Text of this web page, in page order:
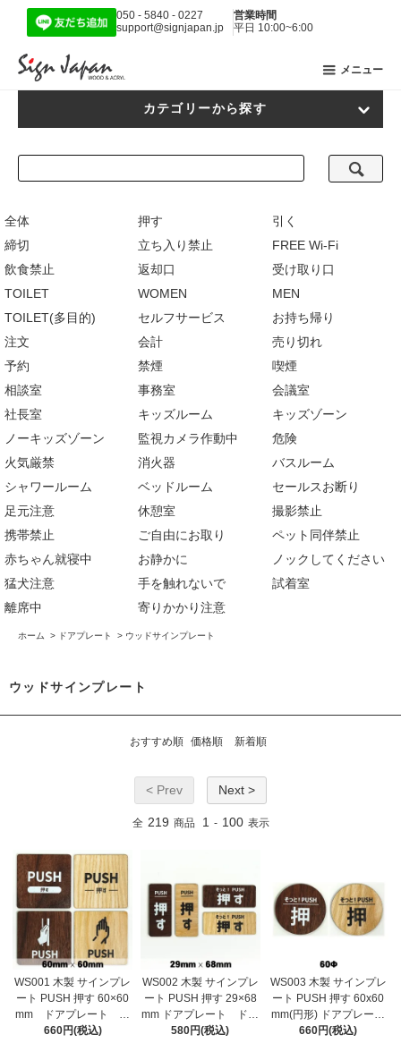
050 - 5840 - 0227
support@signjapan.jp
営業時間
平日 10:00~6:00
メニュー
カテゴリーから探す
全体 押す
引く
締切
立ち入り禁止
FREE Wi-Fi
飲食禁止
返却口
受け取り口
TOILET
WOMEN
MEN
TOILET(多目的)
セルフサービス
お持ち帰り
注文
会計
売り切れ
予約
禁煙
喫煙
相談室
事務室
会議室
社長室
キッズルーム
キッズゾーン
ノーキッズゾーン
監視カメラ作動中
危険
火気厳禁
消火器
バスルーム
シャワールーム
ベッドルーム
セールスお断り
足元注意
休憩室
撮影禁止
携帯禁止
ご自由にお取り
ペット同伴禁止
赤ちゃん就寝中
お静かに
ノックしてください
猛犬注意
手を触れないで
試着室
離席中
寄りかかり注意
ホーム > ドアプレート > ウッドサインプレート
ウッドサインプレート
おすすめ順 価格順 新着順
< Prev Next >
全 219 商品 1 - 100 表示
WS001 木製 サインプレ
ート PUSH 押す 60×60
mm ドアプレート ド
アサイン ウッド 木製
660円(税込)
WS002 木製 サインプレ
ート PUSH 押す 29×68
mm ドアプレート ドア
サイン ウッド 木製ド
580円(税込)
WS003 木製 サインプレ
ート PUSH 押す 60x60
mm(円形) ドアプレート
ドアサイン ウッド 木製
660円(税込)